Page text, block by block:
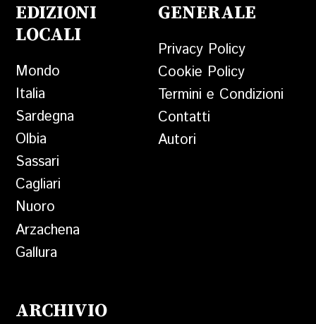
EDIZIONI
LOCALI
Mondo
Italia
Sardegna
Olbia
Sassari
Cagliari
Nuoro
Arzachena
Gallura
GENERALE
Privacy Policy
Cookie Policy
Termini e Condizioni
Contatti
Autori
ARCHIVIO